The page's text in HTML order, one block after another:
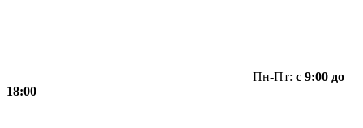
Пн-Пт: с 9:00 до
18:00